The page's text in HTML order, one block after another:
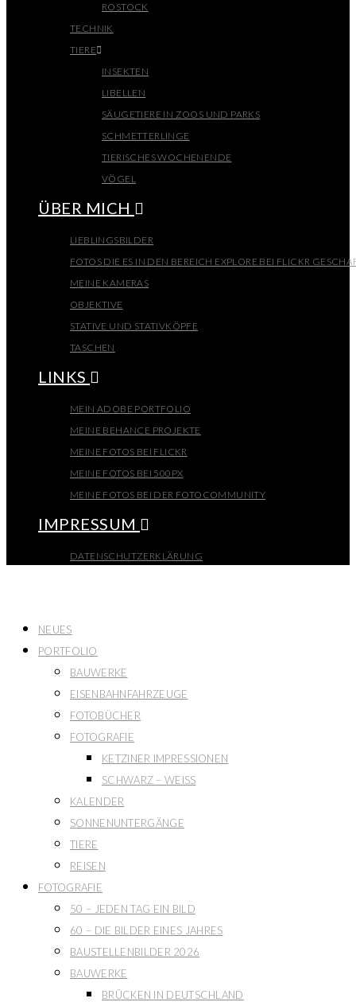
ROSTOCK
TECHNIK
TIERE
INSEKTEN
LIBELLEN
SÄUGETIERE IN ZOOS UND PARKS
SCHMETTERLINGE
TIERISCHES WOCHENENDE
VÖGEL
ÜBER MICH
LIEBLINGSBILDER
FOTOS DIE ES IN DEN BEREICH EXPLORE BEI FLICKR
MEINE KAMERAS
OBJEKTIVE
STATIVE UND STATIVKÖPFE
TASCHEN
LINKS
MEIN ADOBE PORTFOLIO
MEINE BEHANCE PROJEKTE
MEINE FOTOS BEI FLICKR
MEINE FOTOS BEI 500PX
MEINE FOTOS BEI DER FOTOCOMMUNITY
IMPRESSUM
DATENSCHUTZERKLÄRUNG
NEUES
PORTFOLIO
BAUWERKE
EISENBAHNFAHRZEUGE
FOTOBÜCHER
FOTOGRAFIE
KETZINER IMPRESSIONEN
SCHWARZ – WEISS
KALENDER
SONNENUNTERGÄNGE
TIERE
REISEN
FOTOGRAFIE
50 – JEDEN TAG EIN BILD
60 – DIE BILDER EINES JAHRES
BAUSTELLENBILDER 2026
BAUWERKE
BRÜCKEN IN DEUTSCHLAND